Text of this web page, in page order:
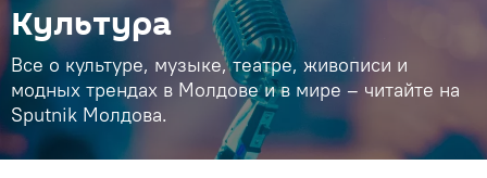
Культура
Все о культуре, музыке, театре, живописи и
модных трендах в Молдове и в мире – читайте на
Sputnik Молдова.